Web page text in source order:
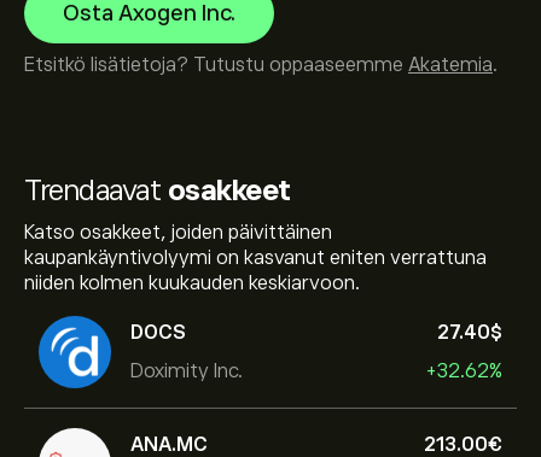
Trendaavat osakkeet
Katso osakkeet, joiden päivittäinen
kaupankäyntivolyymi on kasvanut eniten verrattuna
niiden kolmen kuukauden keskiarvoon.
DOCS
Doximity Inc.
27.40‎$‎
+32.62%
ANA.MC
213.00‎€‎
Osta Axogen Inc.
Etsitkö lisätietoja? Tutustu oppaaseemme Akatemia.